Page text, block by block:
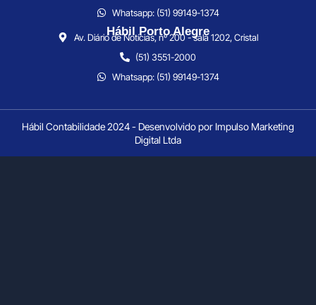
Whatsapp: (51) 99149-1374
Hábil Porto Alegre
Av. Diário de Notícias, nº 200 - sala 1202, Cristal
(51) 3551-2000
Whatsapp: (51) 99149-1374
Hábil Contabilidade 2024 - Desenvolvido por Impulso Marketing
Digital Ltda